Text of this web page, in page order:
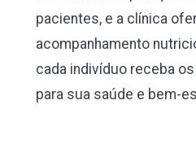
pacientes, e a clínica
acompanhamento
cada indivíduo receba
para sua saúde e bem-